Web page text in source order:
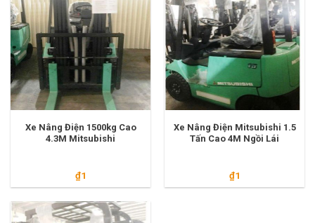
Xe Nâng Điện 1500kg Cao
4.3M Mitsubishi
₫1
Xe Nâng Điện Mitsubishi 1.5
Tấn Cao 4M Ngồi Lái
₫1